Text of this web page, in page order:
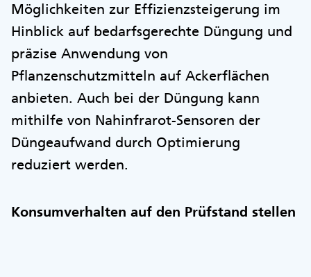
Möglichkeiten zur Effizienzsteigerung im
Hinblick auf bedarfsgerechte Düngung und
präzise Anwendung von
Pflanzenschutzmitteln auf Ackerflächen
anbieten. Auch bei der Düngung kann
mithilfe von Nahinfrarot-Sensoren der
Düngeaufwand durch Optimierung
reduziert werden.
Konsumverhalten auf den Prüfstand stellen